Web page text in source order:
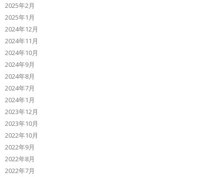
2025年2月
2025年1月
2024年12月
2024年11月
2024年10月
2024年9月
2024年8月
2024年7月
2024年1月
2023年12月
2023年10月
2022年10月
2022年9月
2022年8月
2022年7月